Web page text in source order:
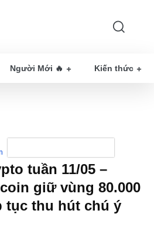
Người Mới 🔥 Kiến thức
tuần 11/05 –
giữ vùng 80.000
tục thu hút chú ý